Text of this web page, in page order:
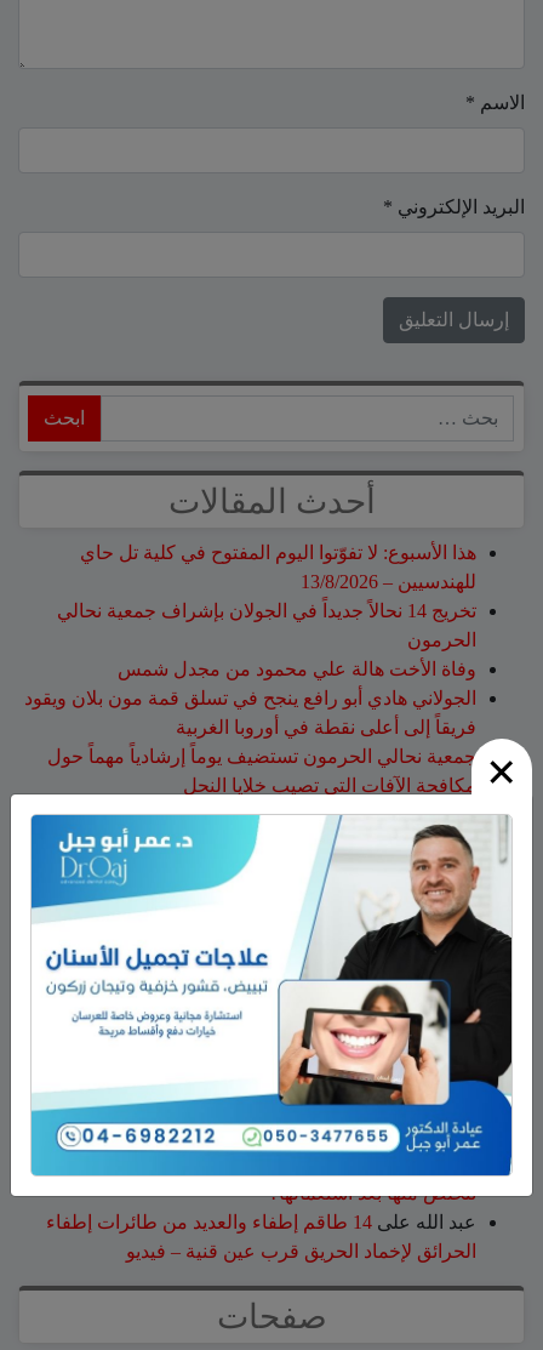
×
الاسم *
البريد الإلكتروني *
أحدث المقالات
هذا الأسبوع: لا تفوّتوا اليوم المفتوح في كلية تل حاي
للهندسيين – 13/8/2026
تخريج 14 نحالاً جديداً في الجولان بإشراف جمعية نحالي
الحرمون
وفاة الأخت هالة علي محمود من مجدل شمس
الجولاني هادي أبو رافع ينجح في تسلق قمة مون بلان ويقود
فريقاً إلى أعلى نقطة في أوروبا الغربية
جمعية نحالي الحرمون تستضيف يوماً إرشادياً مهماً حول
مكافحة الآفات التي تصيب خلايا النحل
أحدث التعليقات
نبيه عويدات على
تخريج 14 نحالاً جديداً في الجولان بإشراف
جمعية نحالي الحرمون
تخريج 14 نحالاً جديداً في الجولان بإشراف
جمعية نحالي الحرمون
عقاب ابو شاهينعلىالجولاني هادي أبو رافع ينجح في
تسلق قمة مون بلان ويقود فريقاً إلى أعلى نقطة في أوروبا
الغربية
سلمان أبو عوادعلىهل أصبح الزوج أو الزوجة مجرد سلعة
نتخلص منها بعد استعمالها؟
نتخلص منها بعد استعمالها؟
عبد الله على
14 طاقم إطفاء والعديد من طائرات إطفاء
الحرائق لإخماد الحريق قرب عين قنية – فيديو
صفحات